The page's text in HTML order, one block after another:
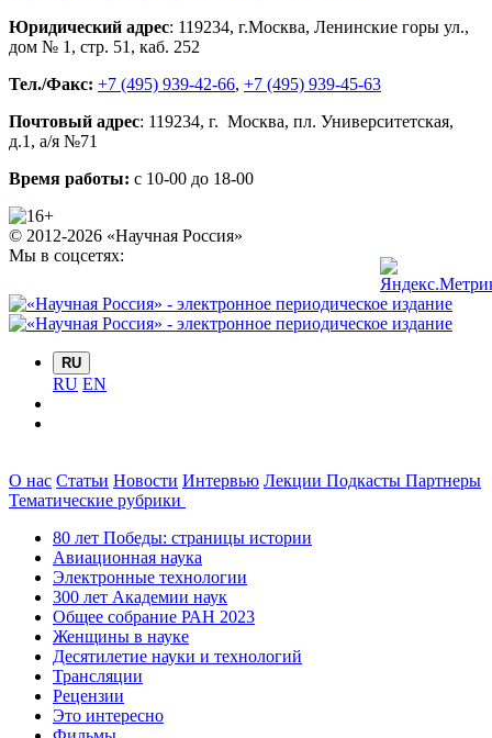
Юридический адрес: 119234, г.Москва, Ленинские горы ул.,
дом № 1, стр. 51 , каб. 252
Тел./Факс: +7 (495) 939-42-66, +7 (495) 939-45-63
Почтовый адрес: 119234, г. Москва, пл. Университетская,
д.1 , а/я №71
Время работы: с 10-00 до 18-00
© 2012-2026 «Научная Россия»
Мы в соцсетях:
RU
RU EN
О нас Статьи Новости Интервью Лекции Подкасты Партнеры
Тематические рубрики
80 лет Победы: страницы истории
Авиационная наука
Электронные технологии
300 лет Академии наук
Общее собрание РАН 2023
Женщины в науке
Десятилетие науки и технологий
Трансляции
Рецензии
Это интересно